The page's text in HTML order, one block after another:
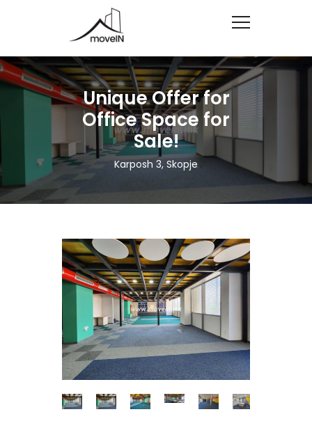
Unique Offer for
Office Space for
Sale!
Karposh 3, Skopje